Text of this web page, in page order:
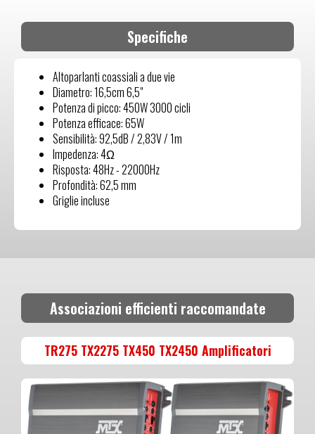
Specifiche
Altoparlanti coassiali a due vie
Diametro: 16,5cm 6,5"
Potenza di picco: 450W 3000 cicli
Potenza efficace: 65W
Sensibilità: 92,5dB / 2,83V / 1m
Impedenza: 4Ω
Risposta: 48Hz - 22000Hz
Profondità: 62,5 mm
Griglie incluse
Associazioni efficienti raccomandate
TR275 TX2275 TX450 TX2450 Amplificatori